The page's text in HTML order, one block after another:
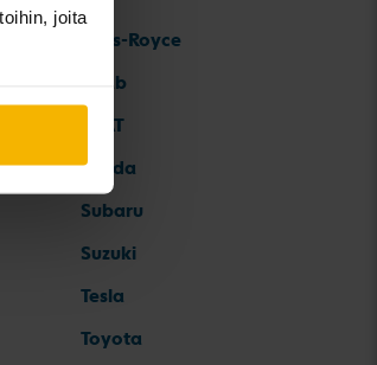
joita
Rolls-Royce
Saab
SEAT
Skoda
Subaru
Suzuki
Tesla
Toyota